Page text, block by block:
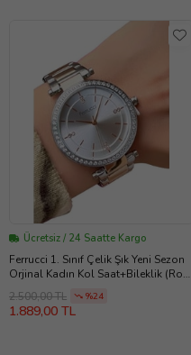
Ücretsiz / 24 Saatte Kargo
Ferrucci 1. Sınıf Çelik Şık Yeni Sezon
Orjinal Kadın Kol Saat+Bileklik (Rose
2.500,00 TL %24
1.889,00 TL